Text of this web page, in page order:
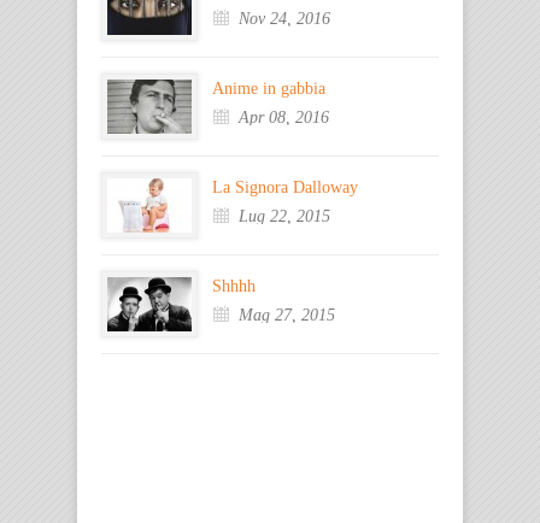
Nov 24, 2016
Anime in gabbia
Apr 08, 2016
La Signora Dalloway
Lug 22, 2015
Shhhh
Mag 27, 2015